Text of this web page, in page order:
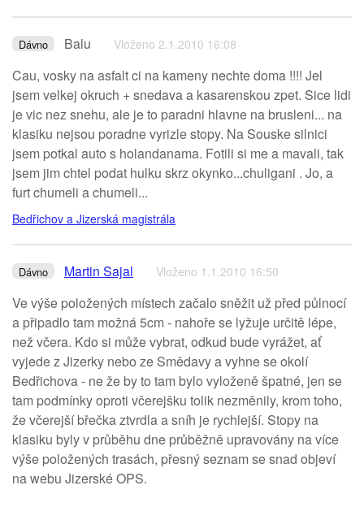
Dávno Balu Vloženo 2.1.2010 16:08
Cau, vosky na asfalt ci na kameny nechte doma !!!! Jel
jsem velkej okruch + snedava a kasarenskou zpet. Sice lidi
je vic nez snehu, ale je to paradni hlavne na brusleni... na
klasiku nejsou poradne vyrizle stopy. Na Souske silnici
jsem potkal auto s holandanama. Fotili si me a mavali, tak
jsem jim chtel podat hulku skrz okynko...chuligani . Jo, a
furt chumeli a chumeli...
Bedřichov a Jizerská magistrála
Dávno Martin Sajal Vloženo 1.1.2010 16:50
Ve výše položených místech začalo sněžit už před půlnocí
a připadlo tam možná 5cm - nahoře se lyžuje určitě lépe,
než včera. Kdo si může vybrat, odkud bude vyrážet, ať
vyjede z Jizerky nebo ze Smědavy a vyhne se okolí
Bedřichova - ne že by to tam bylo vyloženě špatné, jen se
tam podmínky oproti včerejšku tolik nezměnily, krom toho,
že včerejší břečka ztvrdla a sníh je rychlejší. Stopy na
klasiku byly v průběhu dne průběžně upravovány na více
výše položených trasách, přesný seznam se snad objeví
na webu Jizerské OPS.